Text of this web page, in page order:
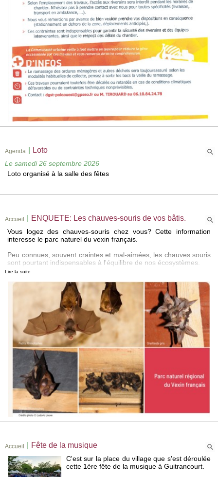
Agenda Loto
Le samedi 26 septembre 2026
Loto organisé à la salle des fêtes
Accueil ENQUETE: Les chauves-souris de vos bâtis.
Vous logez des chauves-souris chez vous? Cette information
interesse le parc naturel du vexin français.
Peu connues, souvent craintes et mal-aimées, les chauves souris
sont pourtant indispensables à l'équilibre de nos écosystèmes.
espèces rares et protégées.
Si vous pensez en avoir chez vous, dites le en remplissant le
formulaire que vous trouverezICI
Lire la suite
Accueil Fête de la musique
C'est sur la place du village que s'est déroulée
cette 1ère fête de la musique à Guitrancourt.